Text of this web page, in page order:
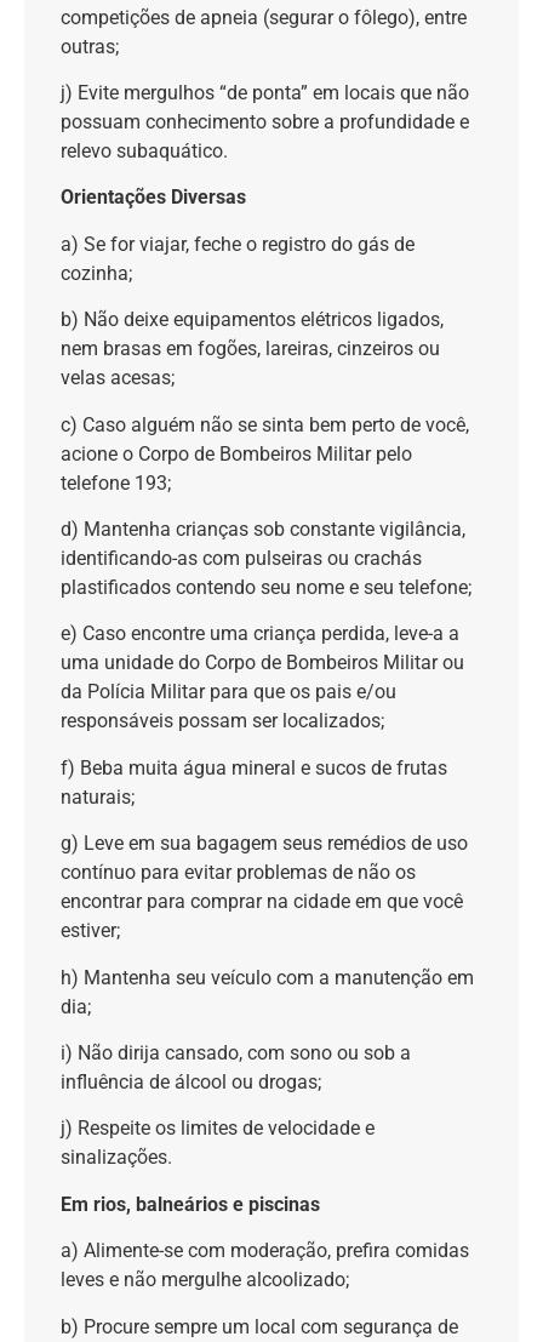
competições de apneia (segurar o fôlego), entre
outras;
j) Evite mergulhos “de ponta” em locais que não
possuam conhecimento sobre a profundidade e
relevo subaquático.
Orientações Diversas
a) Se for viajar, feche o registro do gás de
cozinha;
b) Não deixe equipamentos elétricos ligados,
nem brasas em fogões, lareiras, cinzeiros ou
velas acesas;
c) Caso alguém não se sinta bem perto de você,
acione o Corpo de Bombeiros Militar pelo
telefone 193;
d) Mantenha crianças sob constante vigilância,
identificando-as com pulseiras ou crachás
plastificados contendo seu nome e seu telefone;
e) Caso encontre uma criança perdida, leve-a a
uma unidade do Corpo de Bombeiros Militar ou
da Polícia Militar para que os pais e/ou
responsáveis possam ser localizados;
f) Beba muita água mineral e sucos de frutas
naturais;
g) Leve em sua bagagem seus remédios de uso
contínuo para evitar problemas de não os
encontrar para comprar na cidade em que você
estiver;
h) Mantenha seu veículo com a manutenção em
dia;
i) Não dirija cansado, com sono ou sob a
influência de álcool ou drogas;
j) Respeite os limites de velocidade e
sinalizações.
Em rios, balneários e piscinas
a) Alimente-se com moderação, prefira comidas
leves e não mergulhe alcoolizado;
b) Procure sempre um local com segurança de